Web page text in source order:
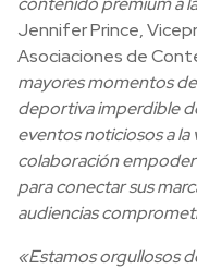
Jennifer Prince,
Asociaciones de
mayores momentos
deportiva imperdible
eventosnoticiosos a la
colaboración
para conectar sus
audiencias
«Estamos orgullosos